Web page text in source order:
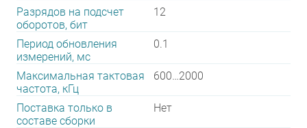
Разрядов на подсчет
оборотов, бит
12
Период обновления
измерений, мс
0.1
Максимальная тактовая
частота, кГц
600…2000
Поставка только в
составе сборки
Нет